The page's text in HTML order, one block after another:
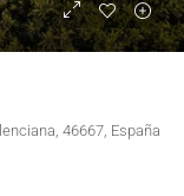
46667, España